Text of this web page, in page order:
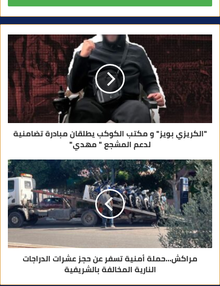
ر
ا
ل
ك
ر
"الكريزي بويز" و مكتب الكوكب يطلقان مبادرة تضامنية
لدعم المشجع " مهدي"
مراكش…حملة أمنية تسفر عن حجز عشرات الدراجات
النارية المخالفة بالشريفية